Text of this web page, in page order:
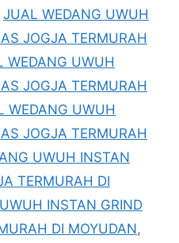
JUAL WEDANG UWUH
JOGJA TERMURAH
WEDANG UWUH
JOGJA TERMURAH
WEDANG UWUH
JOGJA TERMURAH
UWUH INSTAN
TERMURAH DI
INSTAN GRIND
DI MOYUDAN,